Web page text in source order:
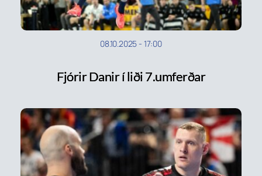
08.10.2025 - 17:00
Fjórir Danir í liði 7.umferðar